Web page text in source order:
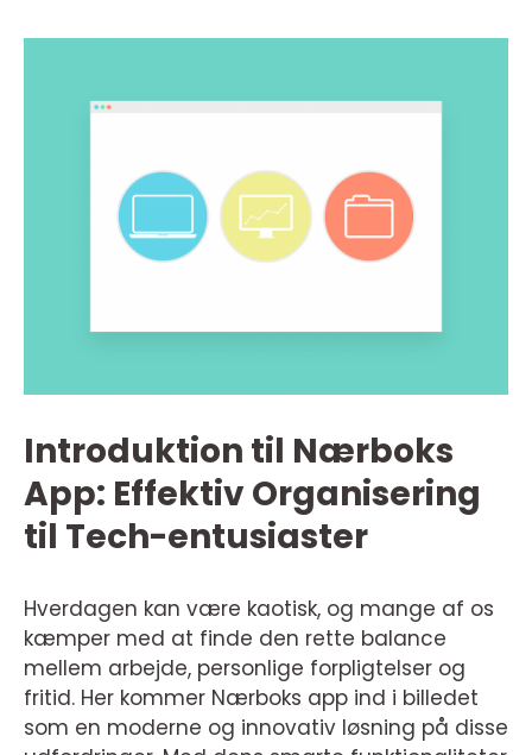
Introduktion til Nærboks
App: Effektiv Organisering
til Tech-entusiaster
Hverdagen kan være kaotisk, og mange af os
kæmper med at finde den rette balance
mellem arbejde, personlige forpligtelser og
fritid. Her kommer Nærboks app ind i billedet
som en moderne og innovativ løsning på disse